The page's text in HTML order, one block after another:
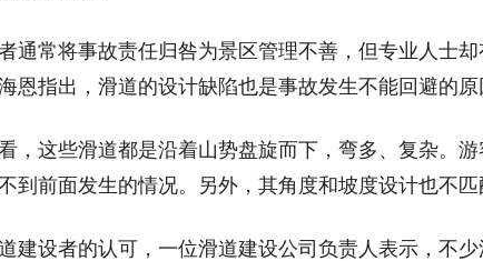
常将事故责任归咎为景区管理不善，但专业人士却
恩指出，滑道的设计缺陷也是事故发生不能回避的原
这些滑道都是沿着山势盘旋而下，弯多、复杂。游
到前面发生的情况。另外，其角度和坡度设计也不匹
设者的认可，一位滑道建设公司负责人表示，不少